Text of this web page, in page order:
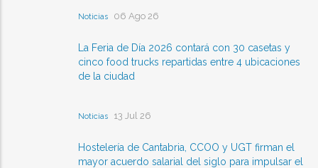
Noticias 06 Ago 26
La Feria de Día 2026 contará con 30 casetas y
cinco food trucks repartidas entre 4 ubicaciones
de la ciudad
Noticias 13 Jul 26
Hostelería de Cantabria, CCOO y UGT firman el
mayor acuerdo salarial del siglo para impulsar el